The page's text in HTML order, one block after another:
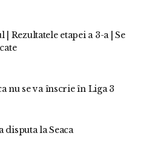
Rezultatele etapei a 3-a | Se
nu se va înscrie în Liga 3
la Seaca